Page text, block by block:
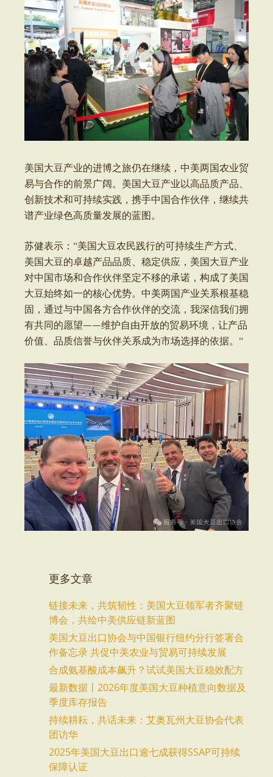
美国大豆产业的进博之旅仍在继续，中美两国农业贸
易与合作的前景广阔。美国大豆产业以高品质产品、
创新技术和可持续实践，携手中国合作伙伴，继续共
谱产业绿色高质量发展的蓝图。
苏健表示："美国大豆农民践行的可持续生产方式、
美国大豆的卓越产品品质、稳定供应，美国大豆产业
对中国市场和合作伙伴坚定不移的承诺，构成了美国
大豆始终如一的核心优势。中美两国产业关系根基稳
固，通过与中国各方合作伙伴的交流，我深信我们拥
有共同的愿望——维护自由开放的贸易环境，让产品
价值、品质信誉与伙伴关系成为市场选择的依据。"
更多文章
链接未来，共筑韧性：美国大豆领军者齐聚链
博会，共绘中美供应链新蓝图
美国大豆出口协会与中国银行纽约分行签署合
作备忘录 共促中美农业与贸易可持续发展
合成氨基酸成本飙升？试试美国大豆稳效配方
最新数据丨2026年度美国大豆种植意向数据及
季度库存报告
持续耕耘，共话未来：艾奥瓦州大豆协会代表
团访华
2025年美国大豆出口逾七成获得SSAP可持续
保障认证